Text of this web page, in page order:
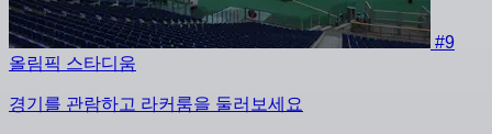
#9
올림픽 스타디움
경기를 관람하고 라커룸을 둘러보세요